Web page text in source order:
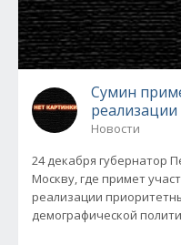
Сумин
Новости
24 декабря губернатор
Москву, где примет
реализации
демографической